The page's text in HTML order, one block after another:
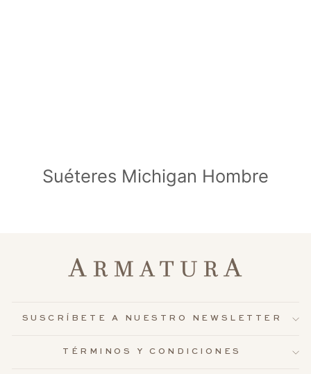
Suéteres Michigan Hombre
SUSCRÍBETE A NUESTRO NEWSLETTER
TÉRMINOS Y CONDICIONES